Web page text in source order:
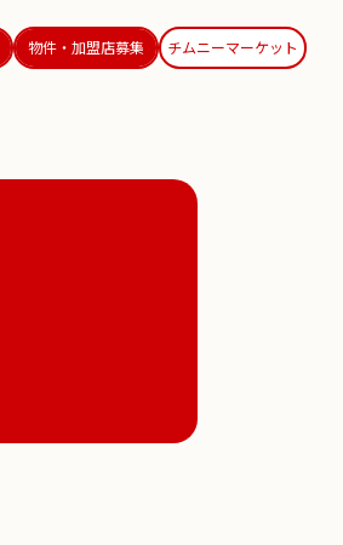
物件・加盟店募集 チムニーマーケット